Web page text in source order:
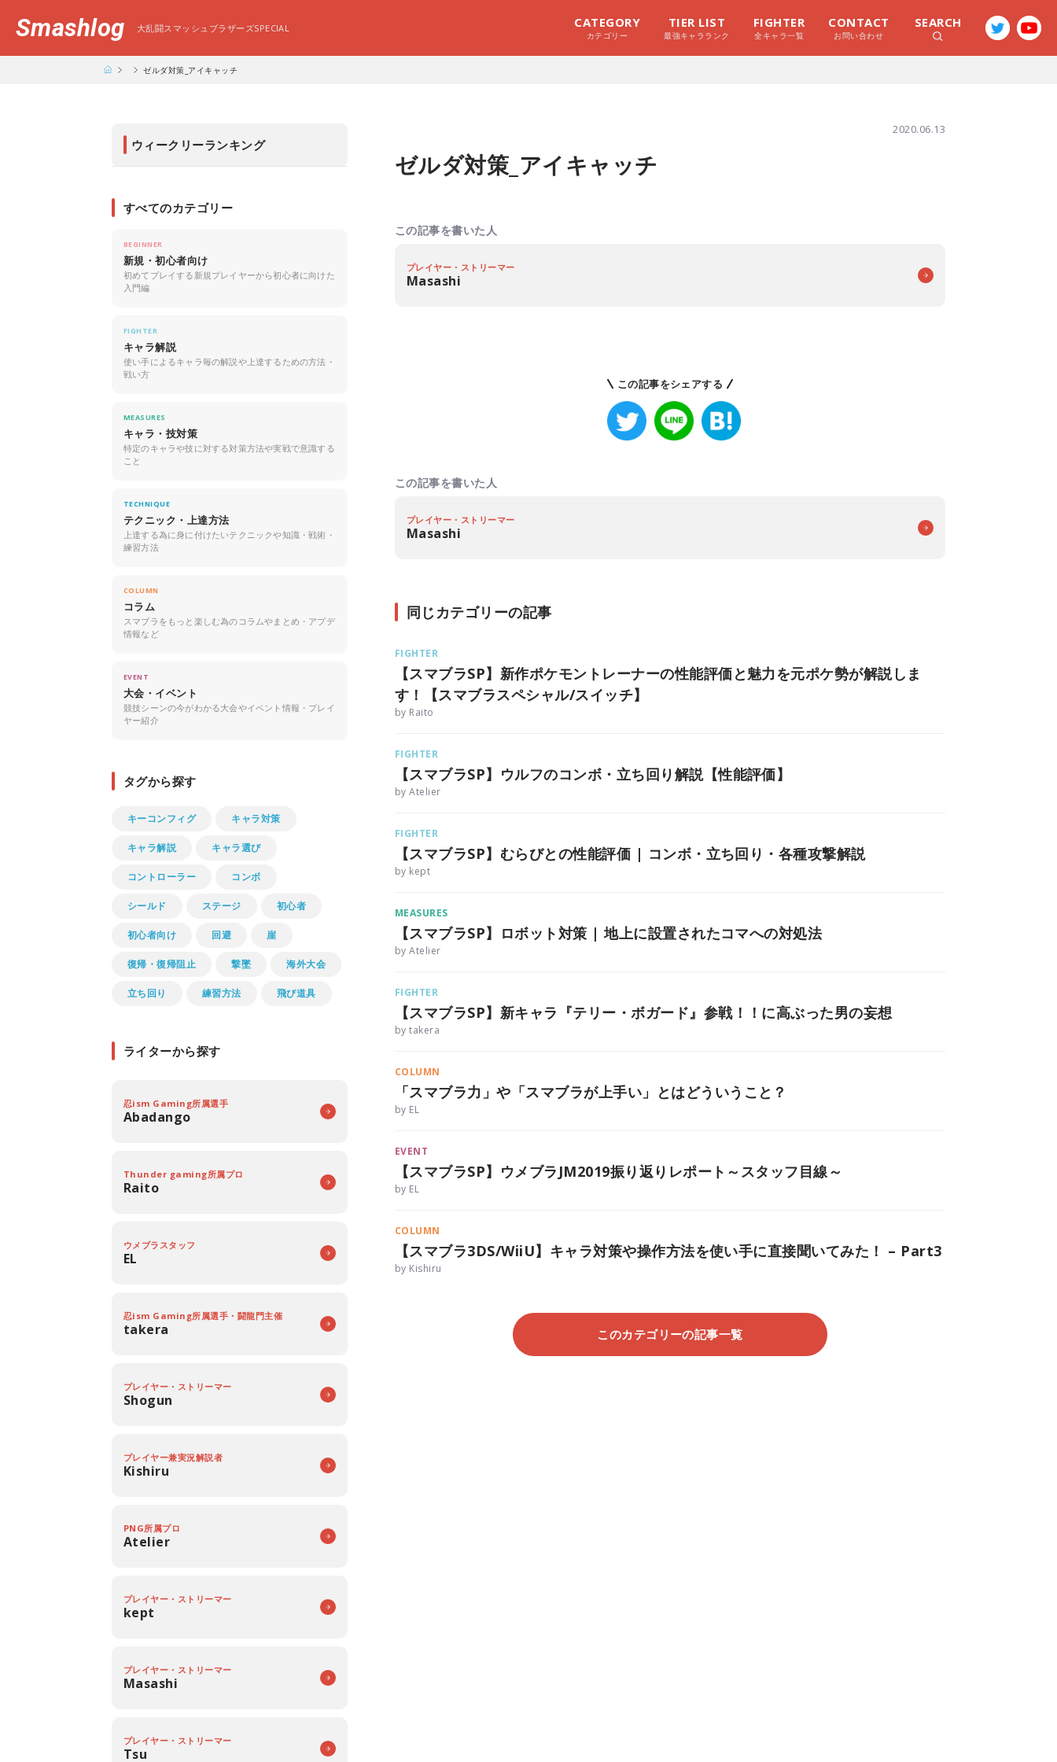
Smashlog 大乱闘スマッシュブラザーズSPECIAL CATEGORY
カテゴリー
TIER LIST
最強キャラランク
FIGHTER
全キャラ一覧
CONTACT
お問い合わせ
SEARCH
ゼルダ対策_アイキャッチ
2020.06.13
ゼルダ対策_アイキャッチ
この記事を書いた人
プレイヤー・ストリーマー
Masashi
この記事をシェアする
この記事を書いた人
プレイヤー・ストリーマー
Masashi
同じカテゴリーの記事
FIGHTER
【スマブラSP】新作ポケモントレーナーの性能評価と魅力を元ポケ勢が解説しま
す！【スマブラスペシャル/スイッチ】
by Raito
FIGHTER
【スマブラSP】ウルフのコンボ・立ち回り解説【性能評価】
by Atelier
FIGHTER
【スマブラSP】むらびとの性能評価 | コンボ・立ち回り・各種攻撃解説
by kept
MEASURES
【スマブラSP】ロボット対策 | 地上に設置されたコマへの対処法
by Atelier
FIGHTER
【スマブラSP】新キャラ『テリー・ボガード』参戦！！に高ぶった男の妄想
by takera
COLUMN
「スマブラ力」や「スマブラが上手い」とはどういうこと？
by EL
EVENT
【スマブラSP】ウメブラJM2019振り返りレポート～スタッフ目線～
by EL
COLUMN
【スマブラ3DS/WiiU】キャラ対策や操作方法を使い手に直接聞いてみた！ – Part3
by Kishiru
このカテゴリーの記事一覧
ウィークリーランキング
すべてのカテゴリー
BEGINNER
新規・初心者向け
初めてプレイする新規プレイヤーから初心者に向けた
入門編
FIGHTER
キャラ解説
使い手によるキャラ毎の解説や上達するための方法・
戦い方
MEASURES
キャラ・技対策
特定のキャラや技に対する対策方法や実戦で意識する
こと
TECHNIQUE
テクニック・上達方法
上達する為に身に付けたいテクニックや知識・戦術・
練習方法
COLUMN
コラム
スマブラをもっと楽しむ為のコラムやまとめ・アプデ
情報など
EVENT
大会・イベント
競技シーンの今がわかる大会やイベント情報・プレイ
ヤー紹介
タグから探す
キーコンフィグ キャラ対策
キャラ解説 キャラ選び
コントローラー コンボ
シールド ステージ 初心者
初心者向け 回避 崖
復帰・復帰阻止 撃墜 海外大会
立ち回り 練習方法 飛び道具
ライターから探す
忍ism Gaming所属選手
Abadango
Thunder gaming所属プロ
Raito
ウメブラスタッフ
EL
忍ism Gaming所属選手・闘龍門主催
takera
プレイヤー・ストリーマー
Shogun
プレイヤー兼実況解説者
Kishiru
PNG所属プロ
Atelier
プレイヤー・ストリーマー
kept
プレイヤー・ストリーマー
Masashi
プレイヤー・ストリーマー
Tsu